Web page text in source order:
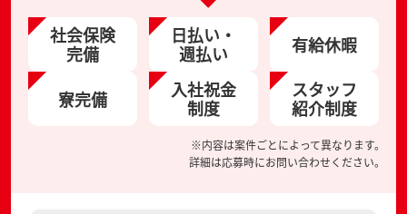
社会保険
完備
日払い・
週払い 有給休暇
寮完備 入社祝金
制度
スタッフ
紹介制度
※内容は案件ごとによって異なります。
詳細は応募時にお問い合わせください。